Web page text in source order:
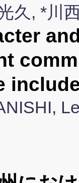
久, *川